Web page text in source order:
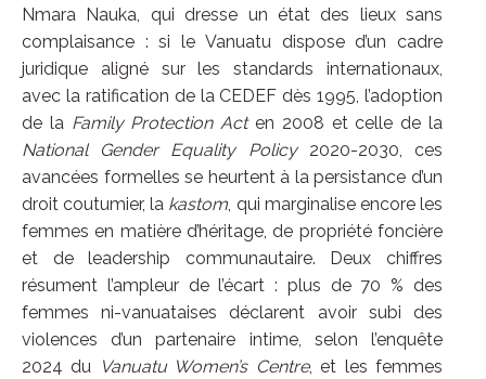
Nmara Nauka, qui dresse un état des lieux sans
complaisance : si le Vanuatu dispose d’un cadre
juridique aligné sur les standards internationaux,
avec la ratification de la CEDEF dès 1995, l’adoption
de la Family Protection Acten 2008 et celle de la
National Gender Equality Policy2020-2030, ces
avancées formelles se heurtent à la persistance d’un
droit coutumier, la kastom, qui marginalise encore les
femmes en matière d’héritage, de propriété foncière
et de leadership communautaire. Deux chiffres
résument l’ampleur de l’écart : plus de 70 % des
femmes ni-vanuataises déclarent avoir subi des
violences d’un partenaire intime, selon l’enquête
2024 du Vanuatu Women’s Centre, et les femmes